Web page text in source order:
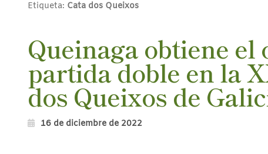
Etiqueta: Cata dos Queixos
Queinaga obtiene el
partida doble en la
dos Queixos de
16 de diciembre de 2022